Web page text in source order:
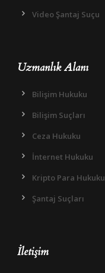
Video Şantaj Suçu
Uzmanlık Alanı
Bilişim Hukuku
Bilişim Suçları
Ceza Hukuku
İnternet Hukuku
Kripto Para Hukuku
Şantaj Suçları
İletişim